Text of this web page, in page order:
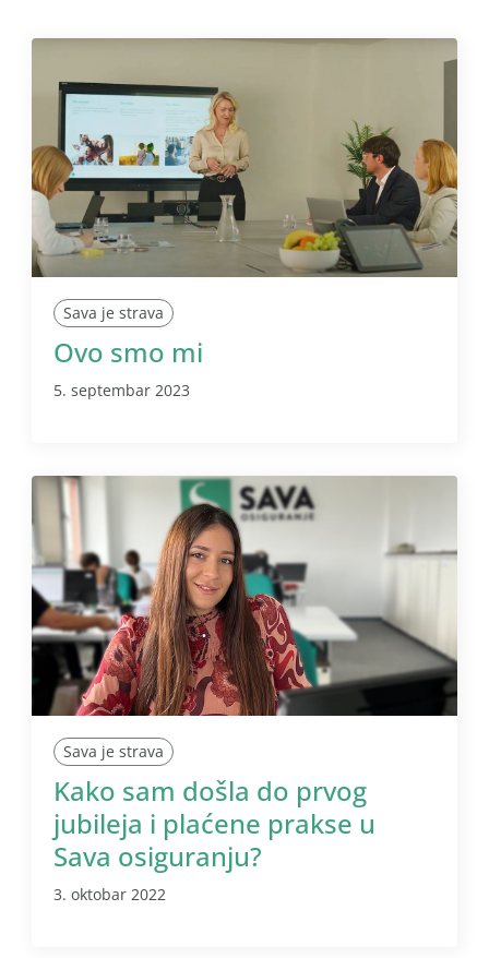
Sava je strava
Ovo smo mi
5. septembar 2023
Sava je strava
Kako sam došla do prvog
jubileja i plaćene prakse u
Sava osiguranju?
3. oktobar 2022